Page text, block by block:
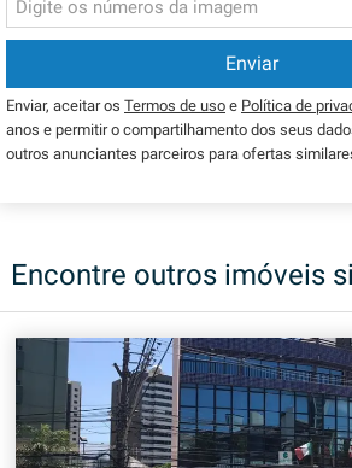
Enviar, aceitar os Termos de uso e Política de
anos e permitir o compartilhamento dos seus
outros anunciantes parceiros para ofertas
Encontre outros imóveis